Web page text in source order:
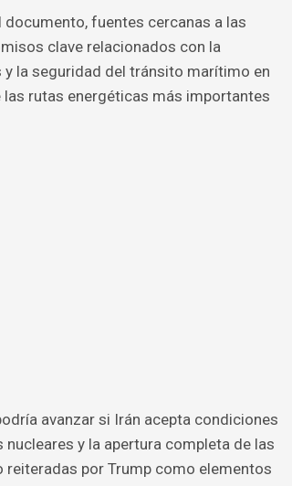
fuentes cercanas a las
clave relacionados con la
la seguridad del tránsito marítimo en
rutas energéticas más importantes
avanzar si Irán acepta condiciones
y la apertura completa de las
por Trump como elementos